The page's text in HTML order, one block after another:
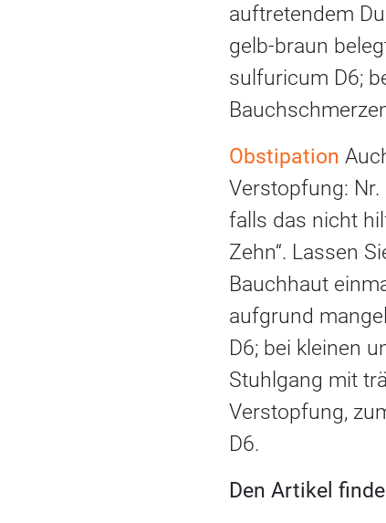
auftretendem
gelb-braun
sulfuricum D6;
Obstipation
Verstopfung:
falls das nicht
Zehn“. Lassen
Bauchhaut
aufgrund
D6; bei kleinen
Stuhlgang mit
Verstopfung,
D6.
Den Artikel